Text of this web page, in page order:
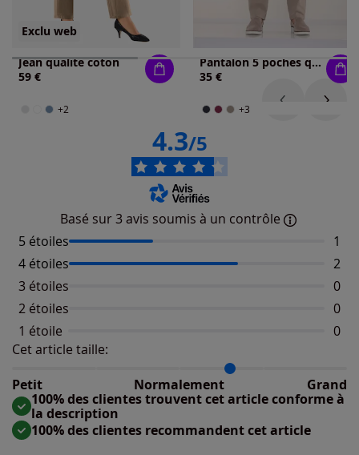
Exclu web
Jean qualité coton
59 €
+2
Pantalon 5 poches qualité extensible
35 €
+3
4.3/5
Basé sur 3 avis soumis à un contrôle
5 étoiles
1
4 étoiles
2
3 étoiles
0
2 étoiles
0
1 étoile
0
Cet article taille:
Petit
Normalement Grand
Répartition du taillant selon les avis clients
Taille grand : 33%
100% des clientes trouvent cet article conforme à
la description
100% des clientes recommandent cet article